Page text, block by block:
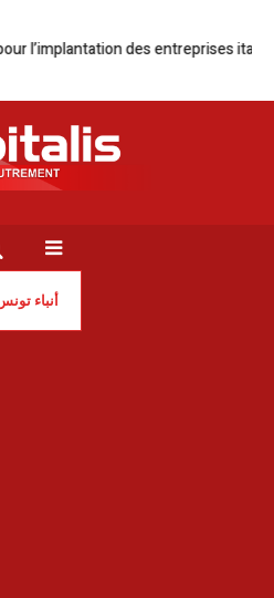
des entreprises italiennes
أنباء